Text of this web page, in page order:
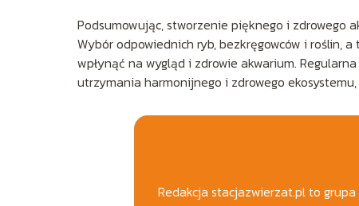
Podsumowując, stworzenie pięknego i zdrowego
Wybór odpowiednich ryb, bezkręgowców i roślin,
wpłynąć na wygląd i zdrowie akwarium.
utrzymania harmonijnego i zdrowego
Redakcja stacjazwierzat.pl to